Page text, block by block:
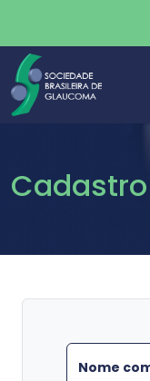
Cadastro
Nome